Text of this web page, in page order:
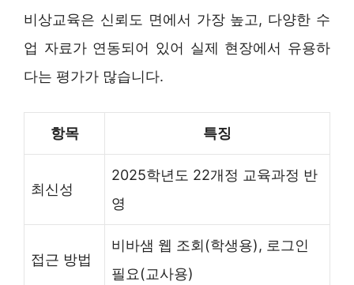
비상교육은 신뢰도 면에서 가장 높고, 다양한 수
업 자료가 연동되어 있어 실제 현장에서 유용하
다는 평가가 많습니다.
항목 특징
최신성
2025학년도 22개정 교육과정 반
영
접근 방법
비바샘 웹 조회(학생용), 로그인
필요(교사용)